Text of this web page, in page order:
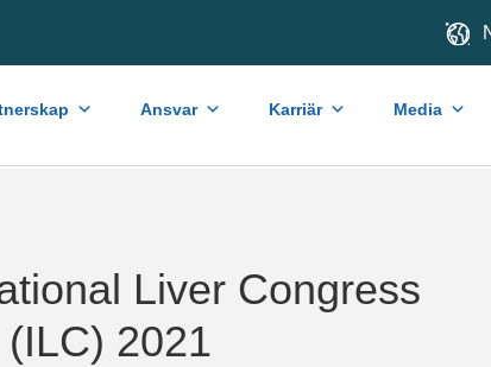
Ansvar Karriär Media
Liver Congress
(ILC) 2021